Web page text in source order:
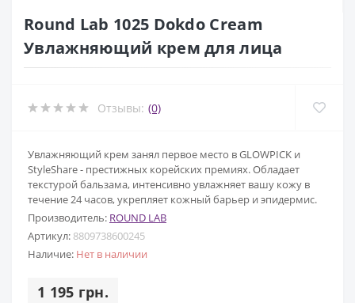
Round Lab 1025 Dokdo Cream
Увлажняющий крем для лица
Отзывы: (0)
Увлажняющий крем занял первое место в GLOWPICK и
StyleShare - престижных корейских премиях. Обладает
текстурой бальзама, интенсивно увлажняет вашу кожу в
течение 24 часов, укрепляет кожный барьер и эпидермис.
Производитель: ROUND LAB
Артикул: 8809738600245
Наличие: Нет в наличии
1 195 грн.